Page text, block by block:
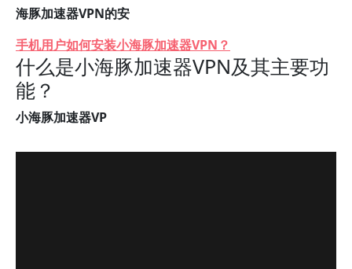
海豚加速器VPN的安
手机用户如何安装小海豚加速器VPN？
什么是小海豚加速器VPN及其主要功
能？
小海豚加速器VP